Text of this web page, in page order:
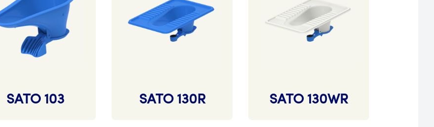
SATO 103 SATO 130R SATO 130WR